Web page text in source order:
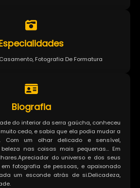
Fotografia De Formatura
Biografia
do interior da serra gaúcha, conheceu
cedo, e sabia que ela podia mudar a
Com um olhar delicado e sensível,
nas coisas mais pequenas... Em
do universo e dos seus
em fotografia de pessoas, e apaixonado
um esconde atrás de si.Delicadeza,